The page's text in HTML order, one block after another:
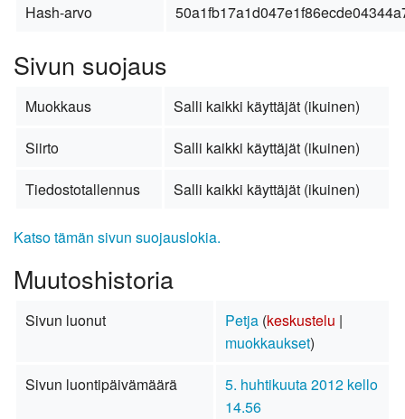
Hash-arvo
Sivun suojaus
Muokkaus
Salli kaikki käyttäjät (ikuinen)
Siirto
Salli kaikki käyttäjät (ikuinen)
Tiedostotallennus
Salli kaikki käyttäjät (ikuinen)
Katso tämän sivun suojauslokia.
Muutoshistoria
Sivun luonut Petja (keskustelu |
muokkaukset)
Sivun luontipäivämäärä
5. huhtikuuta 2012 kello
14.56